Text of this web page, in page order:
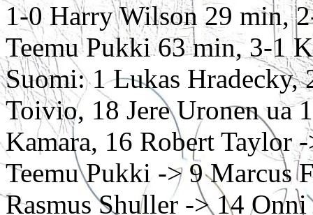
1-0 Harry Wilson 29 min,
Teemu Pukki 63 min, 3-1
Suomi: 1 Lukas Hradecky,
Toivio, 18 Jere Uronen ua
Kamara, 16 Robert Taylor
Teemu Pukki -> 9 Marcus
Rasmus Shuller -> 14